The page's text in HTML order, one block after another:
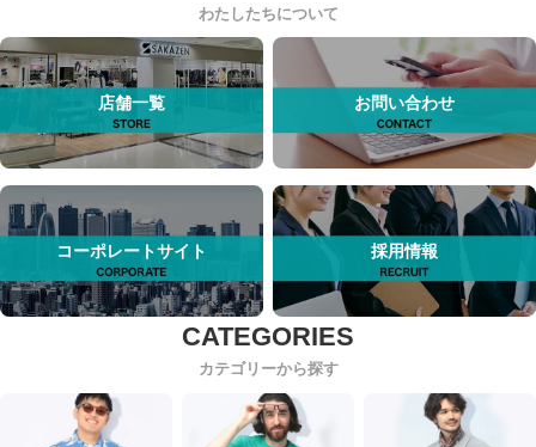
わたしたちについて
店舗一覧 お問い合わせ
コーポレートサイト 採用情報
カテゴリーから探す